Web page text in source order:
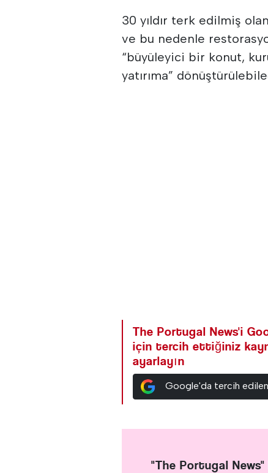
30 yıldır terk edilmiş
ve bu nedenle
“büyüleyici bir konut,
yatırıma”
The Portugal News'i
için tercih ettiğiniz
ayarlayın
Google'da tercih
"The Portugal